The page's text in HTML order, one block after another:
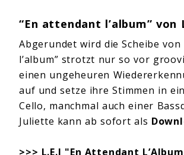
“En attendant l’album” von
Abgerundet wird die Scheibe
l’album” strotzt nur so vor
einen ungeheuren
auf und setze ihre Stimmen in
Cello, manchmal auch einer
Juliette kann ab sofort als
>>> L.E.J "En Attendant